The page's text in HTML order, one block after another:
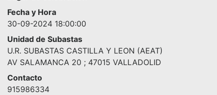
Fecha y Hora
30-09-2024 18:00:00
Unidad de Subastas
U.R. SUBASTAS CASTILLA Y LEON (AEAT)
AV SALAMANCA 20 ; 47015 VALLADOLID
Contacto
915986334